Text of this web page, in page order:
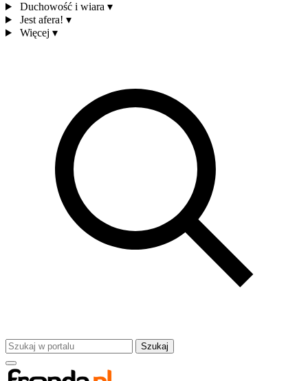
Duchowość i wiara ▾
Jest afera! ▾
Więcej ▾
Szukaj